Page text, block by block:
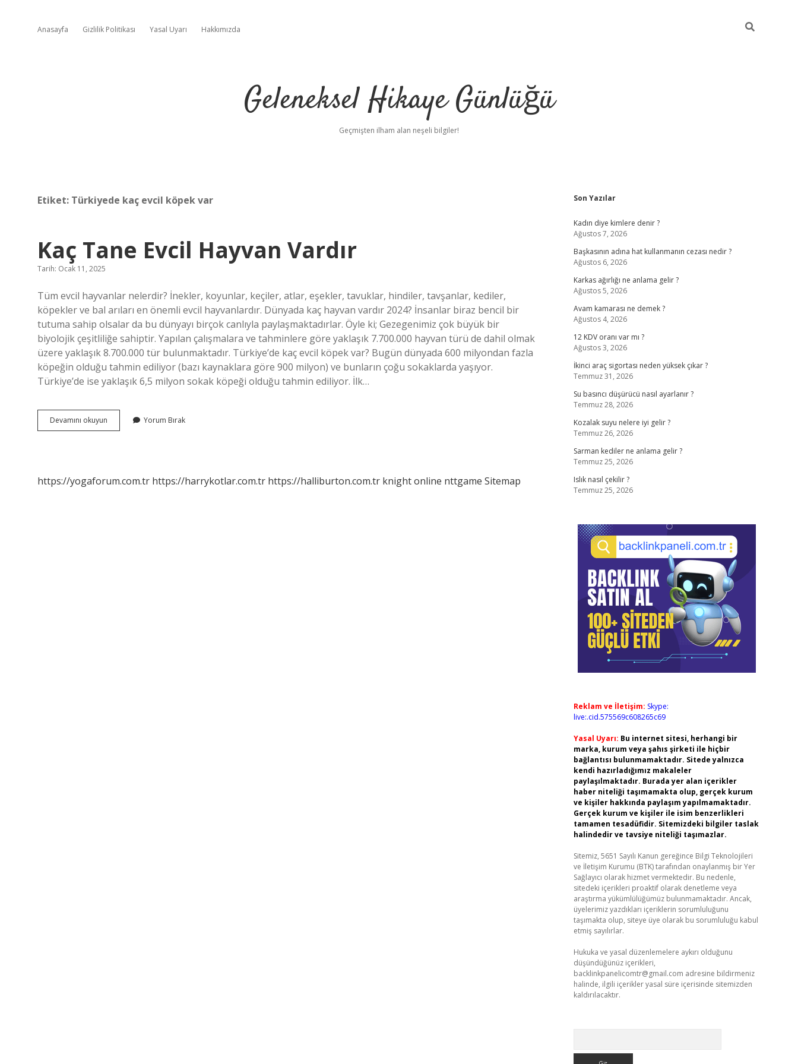
Anasayfa Gizlilik Politikası Yasal Uyarı Hakkımızda
Geleneksel Hikaye Günlüğü
Geçmişten ilham alan neşeli bilgiler!
Etiket: Türkiyede kaç evcil köpek var
Kaç Tane Evcil Hayvan Vardır
Tarih: Ocak 11, 2025
Tüm evcil hayvanlar nelerdir? İnekler, koyunlar, keçiler, atlar, eşekler, tavuklar, hindiler, tavşanlar, kediler,
köpekler ve bal arıları en önemli evcil hayvanlardır. Dünyada kaç hayvan vardır 2024? İnsanlar biraz bencil bir
tutuma sahip olsalar da bu dünyayı birçok canlıyla paylaşmaktadırlar. Öyle ki; Gezegenimiz çok büyük bir
biyolojik çeşitliliğe sahiptir. Yapılan çalışmalara ve tahminlere göre yaklaşık 7.700.000 hayvan türü de dahil olmak
üzere yaklaşık 8.700.000 tür bulunmaktadır. Türkiye’de kaç evcil köpek var? Bugün dünyada 600 milyondan fazla
köpeğin olduğu tahmin ediliyor (bazı kaynaklara göre 900 milyon) ve bunların çoğu sokaklarda yaşıyor.
Türkiye’de ise yaklaşık 6,5 milyon sokak köpeği olduğu tahmin ediliyor. İlk…
Devamını okuyun
Tane
Yorum Bırak
https://yogaforum.com.tr https://harrykotlar.com.tr https://halliburton.com.tr knight online nttgame Sitemap
Sidebar
Son Yazılar
Kadın diye kimlere denir ?
Ağustos 7, 2026
Başkasının adına hat kullanmanın cezası nedir ?
Ağustos 6, 2026
Karkas ağırlığı ne anlama gelir ?
Ağustos 5, 2026
Avam kamarası ne demek ?
Ağustos 4, 2026
12 KDV oranı var mı ?
Ağustos 3, 2026
İkinci araç sigortası neden yüksek çıkar ?
Temmuz 31, 2026
Su basıncı düşürücü nasıl ayarlanır ?
Temmuz 28, 2026
Kozalak suyu nelere iyi gelir ?
Temmuz 26, 2026
Sarman kediler ne anlama gelir ?
Temmuz 25, 2026
Islık nasıl çekilir ?
Temmuz 25, 2026
Reklam ve İletişim: Skype:
live:.cid.575569c608265c69
Yasal Uyarı: Bu internet sitesi, herhangi bir
marka, kurum veya şahıs şirketi ile hiçbir
bağlantısı bulunmamaktadır. Sitede yalnızca
kendi hazırladığımız makaleler
paylaşılmaktadır. Burada yer alan içerikler
haber niteliği taşımamakta olup, gerçek kurum
ve kişiler hakkında paylaşım yapılmamaktadır.
Gerçek kurum ve kişiler ile isim benzerlikleri
tamamen tesadüfidir. Sitemizdeki bilgiler taslak
halindedir ve tavsiye niteliği taşımazlar.
Sitemiz, 5651 Sayılı Kanun gereğince Bilgi Teknolojileri
ve İletişim Kurumu (BTK) tarafından onaylanmış bir Yer
Sağlayıcı olarak hizmet vermektedir. Bu nedenle,
sitedeki içerikleri proaktif olarak denetleme veya
araştırma yükümlülüğümüz bulunmamaktadır. Ancak,
üyelerimiz yazdıkları içeriklerin sorumluluğunu
taşımakta olup, siteye üye olarak bu sorumluluğu kabul
etmiş sayılırlar.
Hukuka ve yasal düzenlemelere aykırı olduğunu
düşündüğünüz içerikleri,
backlinkpanelicomtr@gmail.com adresine bildirmeniz
halinde, ilgili içerikler yasal süre içerisinde sitemizden
kaldırılacaktır.